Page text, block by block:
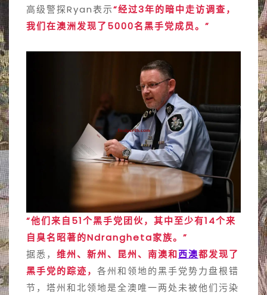
高级警探Ryan表示“经过3年的暗中走访调查，
我们在澳洲发现了5000名黑手党成员。”
“他们来自51个黑手党团伙，其中至少有14个来
自臭名昭著的Ndrangheta家族。”
据悉， 维州、新州、昆州、南澳和西澳都发现了
黑手党的踪迹， 各州和领地的黑手党势力盘根错
节，塔州和北领地是全澳唯一两处未被他们污染